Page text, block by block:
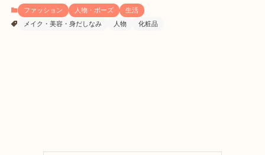
ファッション 人物・ポーズ
生活
メイク・美容・身だしなみ
人物 化粧品